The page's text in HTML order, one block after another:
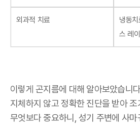
외과적 치료 냉동치
스 레
이렇게 곤지름에 대해 알아보았습니다
지체하지 않고 정확한 진단을 받아 조
무엇보다 중요하니
,성기 주변에 사